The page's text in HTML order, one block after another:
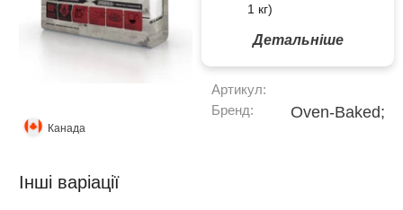
Канада
1 кг)
Детальніше
Артикул:
Бренд:
Oven-Baked;
Інші варіації